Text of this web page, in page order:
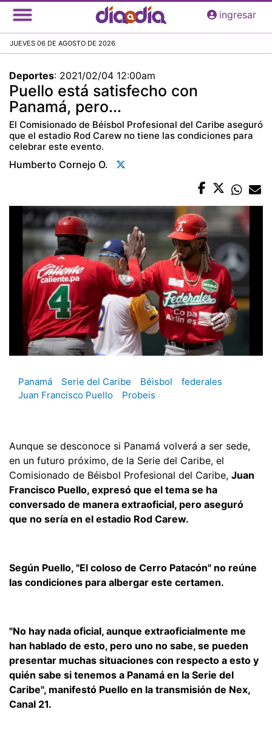
Pasar
al
principal
ingresar
JUEVES 06 DE AGOSTO DE 2026
Deportes: 2021/02/04 12:00am
Puello está satisfecho con
Panamá, pero...
El Comisionado de Béisbol Profesional del Caribe aseguró
que el estadio Rod Carew no tiene las condiciones para
celebrar este evento.
Humberto Cornejo O.
Panamá Serie del Caribe Béisbol
federales
Juan Francisco Puello
Probeis
Aunque se desconoce si Panamá volverá a ser sede,
en un futuro próximo, de la Serie del Caribe, el
Comisionado de Béisbol Profesional del Caribe, Juan
Francisco Puello, expresó que el tema se ha
conversado de manera extraoficial, pero aseguró
que no sería en el estadio Rod Carew.
Según Puello, "El coloso de Cerro Patacón" no reúne
las condiciones para albergar este certamen.
"No hay nada oficial, aunque extraoficialmente me
han hablado de esto, pero uno no sabe, se pueden
presentar muchas situaciones con respecto a esto y
quién sabe si tenemos a Panamá en la Serie del
Caribe", manifestó Puello en la transmisión de Nex,
Canal 21.